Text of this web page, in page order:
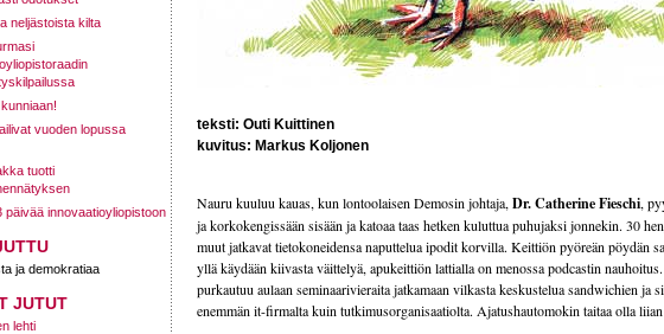
neljästoista kilta
vuoden lopussa
tuotti
päivää innovaatioyliopistoon
ja demokratiaa
JUTUT
lehti
teksti: Outi Kuittinen
kuvitus: Markus Koljonen
Nauru kuuluu kauas, kun lontoolaisen Demosin johtaja, Dr. Catherine Fieschi,
ja korkokengissään sisään ja katoaa taas hetken kuluttua puhujaksi jonnekin. 30
muut jatkavat tietokoneidensa naputtelua ipodit korvilla. Keittiön pyöreän pöydän
yllä käydään kiivasta väittelyä, apukeittiön lattialla on menossa podcastin
purkautuu aulaan seminaarivieraita jatkamaan vilkasta keskustelua sandwichien ja
enemmän it-firmalta kuin tutkimusorganisaatiolta. Ajatushautomokin taitaa olla